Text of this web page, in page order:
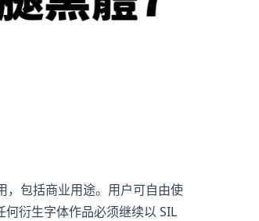
，包括商业用途。用户可自由使
衍生字体作品必须继续以 SIL